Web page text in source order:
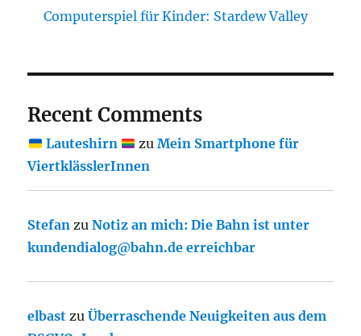
Computerspiel für Kinder: Stardew Valley
Recent Comments
Lauteshirn zu Mein Smartphone für
ViertklässlerInnen
Stefan zuNotiz an mich: Die Bahn ist unter
kundendialog@bahn.de erreichbar
elbast zuÜberraschende Neuigkeiten aus dem